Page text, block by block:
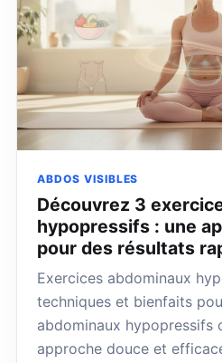
ABDOS VISIBLES
Découvrez 3
hypopressifs : une
pour des résultats
Exercices abdominaux
techniques et bienfaits
abdominaux hypopressifs
approche douce et